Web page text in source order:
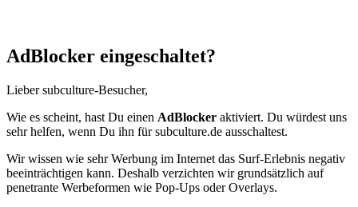
AdBlocker eingeschaltet?
Lieber subculture-Besucher,
Wie es scheint, hast Du einen AdBlocker aktiviert. Du würdest uns
sehr helfen, wenn Du ihn für subculture.de ausschaltest.
Wir wissen wie sehr Werbung im Internet das Surf-Erlebnis negativ
beeinträchtigen kann. Deshalb verzichten wir grundsätzlich auf
penetrante Werbeformen wie Pop-Ups oder Overlays.